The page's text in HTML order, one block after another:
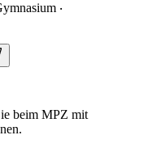
‧
beim MPZ mit